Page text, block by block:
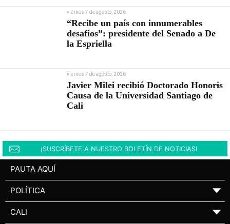
viernes 7 de agosto, 2026
“Recibe un país con innumerables
desafíos”: presidente del Senado a De
la Espriella
viernes 7 de agosto, 2026
Javier Milei recibió Doctorado Honoris
Causa de la Universidad Santiago de
Cali
¡SUSCRÍBETE A NUESTRO BOLETÍN DE NOTICIAS!
PAUTA AQUÍ
POLÍTICA ▼
CALI ▼